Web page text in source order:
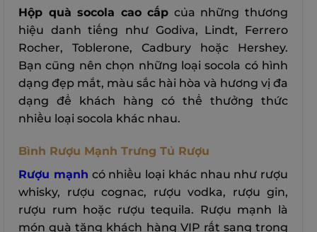
Hộp quà socola cao cấp của những thương
hiệu danh tiếng như Godiva, Lindt, Ferrero
Rocher, Toblerone, Cadbury hoặc Hershey.
Bạn cũng nên chọn những loại socola có hình
dạng đẹp mắt, màu sắc hài hòa và hương vị đa
dạng để khách hàng có thể thưởng thức
nhiều loại socola khác nhau.
Bình Rượu Mạnh Trưng Tủ Rượu
Rượu mạnh có nhiều loại khác nhau như rượu
whisky, rượu cognac, rượu vodka, rượu gin,
rượu rum hoặc rượu tequila. Rượu mạnh là
món quà tặng khách hàng VIP rất sang trọng